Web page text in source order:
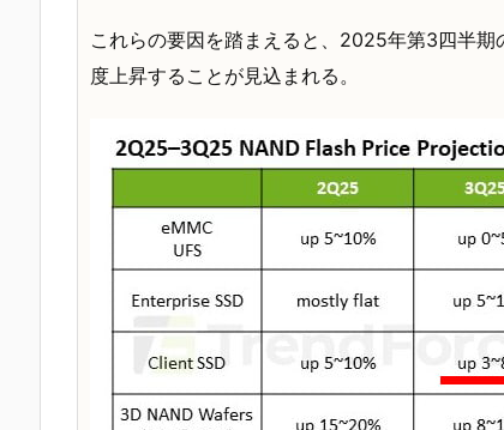
これらの要因を踏まえると、2025年第3四半
度上昇することが見込まれる。